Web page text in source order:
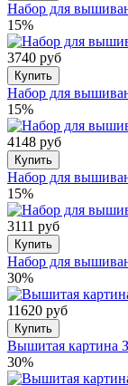
Набор для
15%
3740 руб
Купить
Набор для
15%
4148 руб
Купить
Набор для
15%
3111 руб
Купить
Набор для
30%
11620 руб
Купить
Вышитая картина
30%